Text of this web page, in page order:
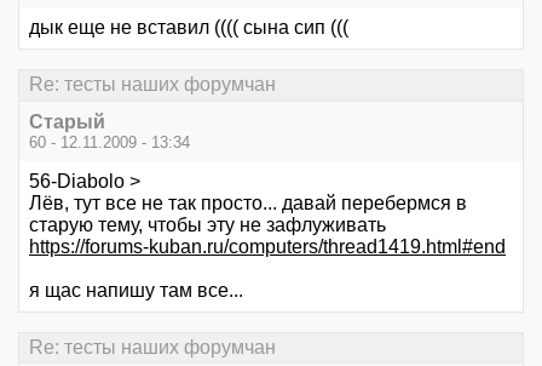
дык еще не вставил (((( сына сип (((
Re: тесты наших форумчан
Старый
60 - 12.11.2009 - 13:34
56-Diabolo >
Лёв, тут все не так просто... давай перебермся в
старую тему, чтобы эту не зафлуживать
https://forums-kuban.ru/computers/thread1419.html#end
я щас напишу там все...
Re: тесты наших форумчан